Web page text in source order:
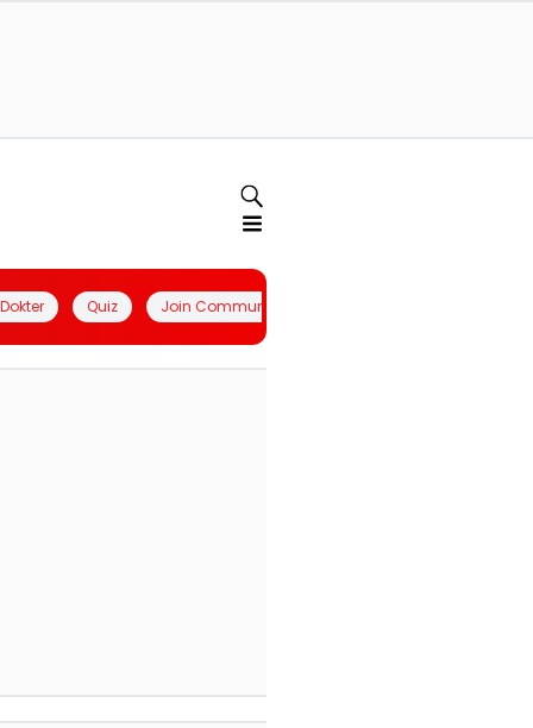
Quiz Join Community